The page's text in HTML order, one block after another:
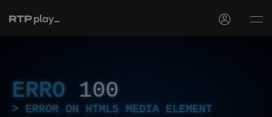
ERRO 100
ERROR ON HTML5 MEDIA ELEMENT